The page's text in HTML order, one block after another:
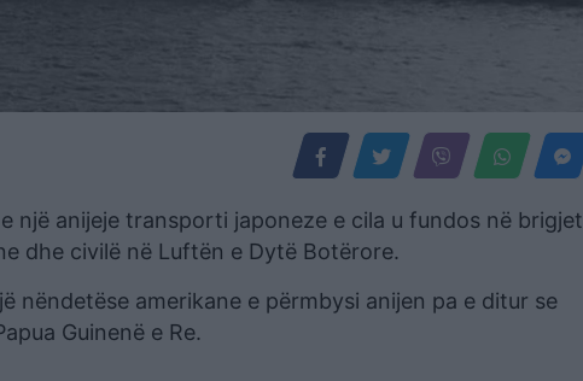
një anijeje transporti japoneze e cila u fundos në brigjet
dhe civilë në Luftën e Dytë Botërore.
nëndetëse amerikane e përmbysi anijen pa e ditur se
Guinenë e Re.